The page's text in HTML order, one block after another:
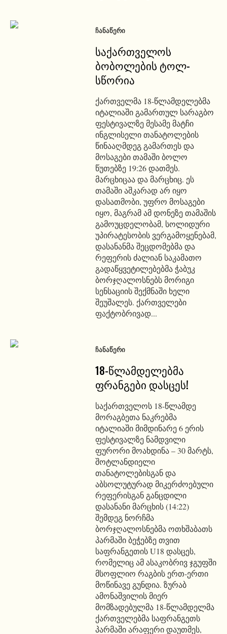
ᲩᲐᲜᲐᲬᲔᲠᲘ
საქართველოს
ბობოლების ტოლ-
სწორია
ქართველმა 18-წლამდელებმა
იტალიაში გამართულ სარაგბო
ფესტივალზე მესამე მატჩი
ინგლისელი თანატოლების
წინააღმდეგ გამართეს და
მოსაგები თამაში ბოლო
წუთებზე 19:26 დათმეს.
მარცხიცაა და მარცხიც. ეს
თამაში აშკარად არ იყო
დასათმობი, უფრო მოსაგები
იყო, მაგრამ ამ დონეზე თამაშის
გამოუცდელობამ, სოლიდური
უპირატესობის ვერგამოყენებამ,
დასანანმა შეცდომებმა და
რეფერის ძალიან საკამათო
გადაწყვეტილებებმა ჭაბუკ
ბორჯღალოსნებს მორიგი
სენსაციის შექმნაში ხელი
შეუშალეს. ქართველები
ფაქტობრივად...
ᲩᲐᲜᲐᲬᲔᲠᲘ
18-წლამდელებმა
ფრანგები დასცეს!
საქართველოს 18-წლამდე
მორაგბეთა ნაკრებმა
იტალიაში მიმდინარე 6 ერის
ფესტივალზე ნამდვილი
ფურორი მოახდინა – 30 მარტს,
შოტლანდიელი
თანატოლებისგან და
აბსოლუტურად მიკერძოებული
რეფერისგან განცდილი
დასანანი მარცხის (14:22)
შემდეგ ნორჩმა
ბორჯღალოსნებმა ოთხშაბათს
პარმაში ბეჭებზე თვით
საფრანგეთის U18 დასცეს,
რომელიც ამ ასაკობრივ ჯგუფში
მსოფლიო რაგბის ერთ-ერთი
მოწინავე გუნდია. ზურაბ
ამონაშვილის მიერ
მომზადებულმა 18-წლამდელმა
ქართველებმა საფრანგეთს
პარმაში არაფერი დაუთმეს,